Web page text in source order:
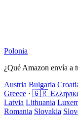
Polonia
¿Qué Amazon envía a
Austria Bulgaria
Greece · 🇬🇷
Latvia Lithuania
Romania Slovakia